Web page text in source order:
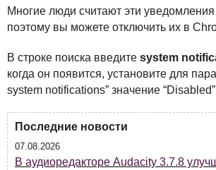
Многие люди считают эти
поэтому вы можете отключить их в
В строке поиска введите system
когда он появится, установите для
system notifications” значение
Последние новости
07.08.2026
В аудиоредакторе Audacity 3.7.8